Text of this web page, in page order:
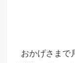
おかげさまで